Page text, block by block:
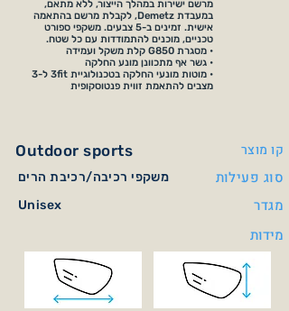
מרשם ישירות במהלך הייצור, ללא מתאם,
במעבדת Demetz, לקבלת מרשם בהתאמה
אישית. זמינים ב-5 צבעים. משקפי ספורט
טכניים, מוכנים להתמודדות עם כל שטח.
• מסגרת G850 קלת משקל ועמידה
• גשר אף מתכוונן מונע החלקה
• מוטות מונעי החלקה בטכנולוגיית 3fit ל-3
מצבים להתאמת זווית פנטוסקופית
Outdoor sports קו מוצר
משקפי רכיבה/רכיבת הרים סוג פעילות
Unisex
מגדר
מידות